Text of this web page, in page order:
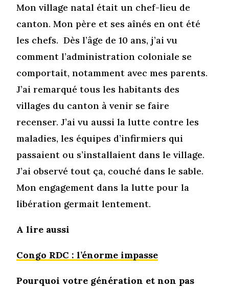
Mon village natal était un chef-lieu de
canton. Mon père et ses aînés en ont été
les chefs. Dès l’âge de 10 ans, j’ai vu
comment l’administration coloniale se
comportait, notamment avec mes parents.
J’ai remarqué tous les habitants des
villages du canton à venir se faire
recenser. J’ai vu aussi la lutte contre les
maladies, les équipes d’infirmiers qui
passaient ou s’installaient dans le village.
J’ai observé tout ça, couché dans le sable.
Mon engagement dans la lutte pour la
libération germait lentement.
A lire aussi
Congo RDC : l’énorme impasse
Pourquoi votre génération et non pas